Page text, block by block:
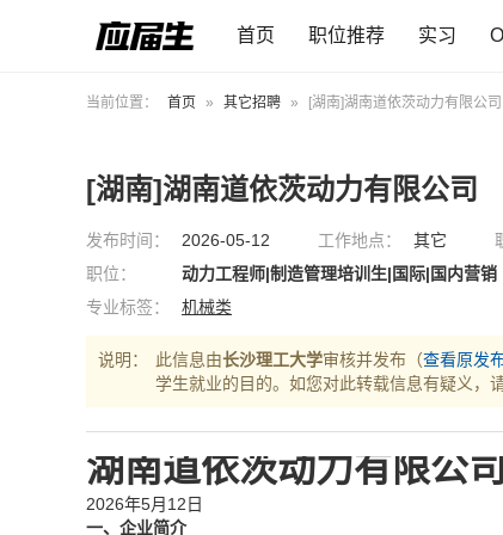
首页 职位推荐 实习
当前位置： 首页 » 其它招聘 » [湖南]湖南道依茨动力有限公
[湖南]湖南道依茨动力有限公司
发布时间： 2026-05-12 工作地点： 其它
职位：
动力工程师|制造管理培训生|国际|国内营销
专业标签：
机械类
说明： 此信息由长沙理工大学审核并发布（查看原发
学生就业的目的。如您对此转载信息有疑义，
湖南道依茨动力有限公司
2026年5月12日
一、企业简介